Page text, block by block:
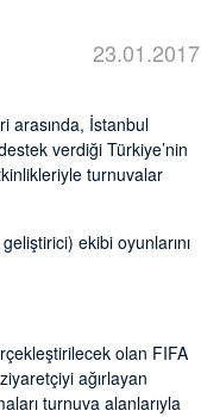
23.01.2017
arasında, İstanbul
verdiği Türkiye’nin
turnuvalar
ekibi oyunlarını
olan FIFA
ağırlayan
turnuva alanlarıyla